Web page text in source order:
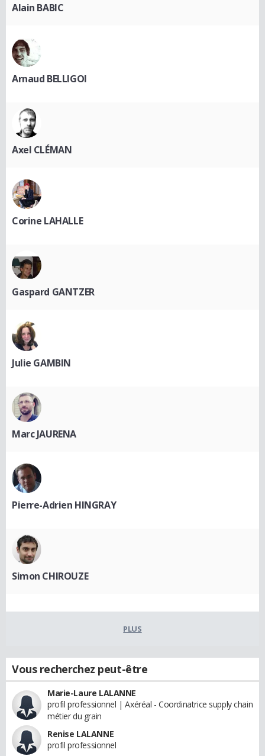
Alain BABIC
Arnaud BELLIGOI
Axel CLÉMAN
Corine LAHALLE
Gaspard GANTZER
Julie GAMBIN
Marc JAURENA
Pierre-Adrien HINGRAY
Simon CHIROUZE
PLUS
Vous recherchez peut-être
Marie-Laure LALANNE
profil professionnel | Axéréal - Coordinatrice supply chain
métier du grain
Renise LALANNE
profil professionnel